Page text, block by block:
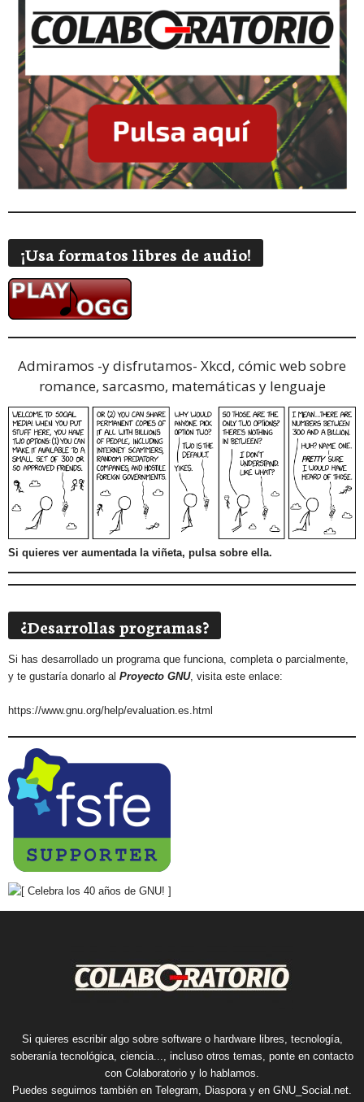
¡Usa formatos libres de audio!
Admiramos -y disfrutamos- Xkcd, cómic web sobre
romance, sarcasmo, matemáticas y lenguaje
Si quieres ver aumentada la viñeta, pulsa sobre ella.
¿Desarrollas programas?
Si has desarrollado un programa que funciona, completa o parcialmente,
y te gustaría donarlo al Proyecto GNU, visita este enlace:
https://www.gnu.org/help/evaluation.es.html
Si quieres escribir algo sobre software o hardware libres, tecnología,
soberanía tecnológica, ciencia..., incluso otros temas, ponte en contacto
con Colaboratorio y lo hablamos.
Puedes seguirnos también en Telegram, Diasporay en GNU_Social.net.